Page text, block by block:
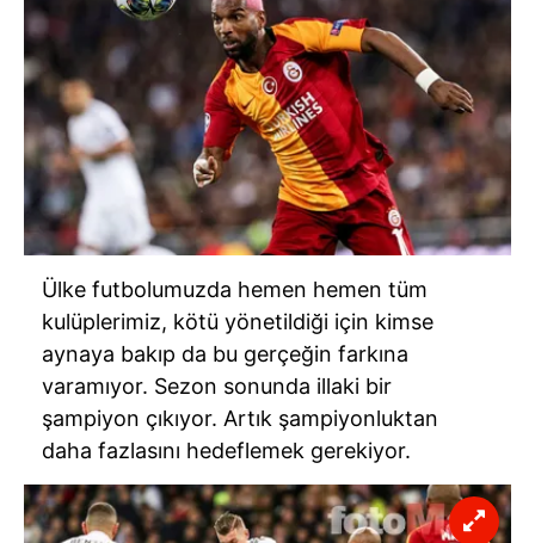
Ülke futbolumuzda hemen hemen tüm
kulüplerimiz, kötü yönetildiği için kimse
aynaya bakıp da bu gerçeğin farkına
varamıyor. Sezon sonunda illaki bir
şampiyon çıkıyor. Artık şampiyonluktan
daha fazlasını hedeflemek gerekiyor.